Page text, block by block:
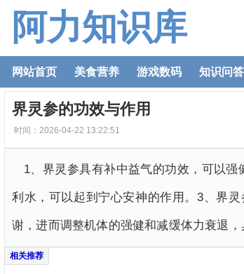
阿力知识库
网站首页 美食营养 游戏数码 知识问答
界灵参的功效与作用
时间：2026-04-22 13:22:51
1、界灵参具有补中益气的功效，可以强
利水，可以起到宁心安神的作用。3、界
谢，进而调整机体的强健和减缓体力衰退，